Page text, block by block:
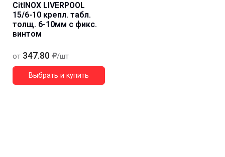
CitINOX LIVERPOOL
15/6-10 крепл. табл.
толщ. 6-10мм с фикс.
винтом
от 347.80 /шт
Выбрать и купить